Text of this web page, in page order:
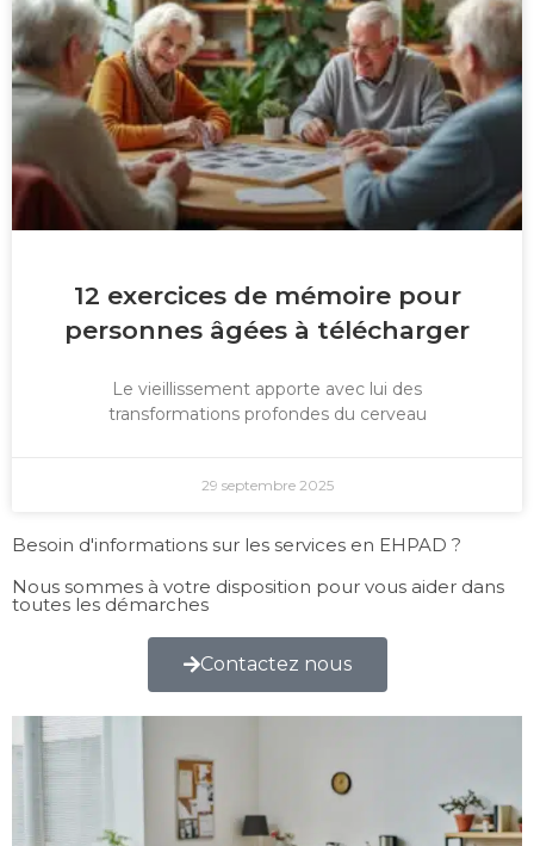
12 exercices de mémoire pour
personnes âgées à télécharger
Le vieillissement apporte avec lui des
transformations profondes du cerveau
29 septembre 2025
Besoin d'informations sur les services en EHPAD ?
Nous sommes à votre disposition pour vous aider dans
toutes les démarches
Contactez nous